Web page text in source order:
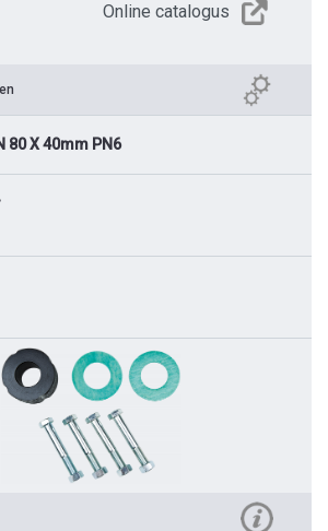
Online catalogus
80 X 40mm PN6